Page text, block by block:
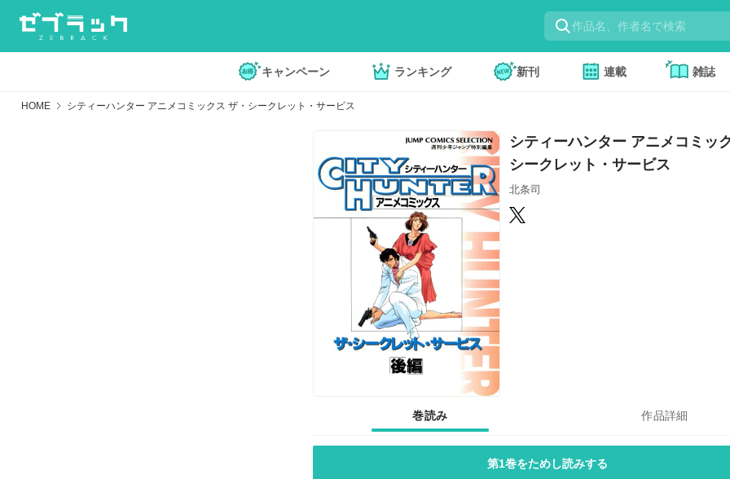
キャンペーン ランキング 新刊 連載 雑誌
HOME シティーハンター アニメコミックス ザ・シークレット・サービス
シティーハンター アニメコミッ
シークレット・サービス
北条司
巻読み 作品詳細
第1巻をためし読みする